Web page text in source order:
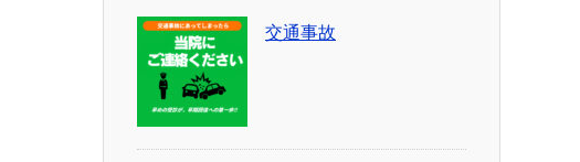
交通事故